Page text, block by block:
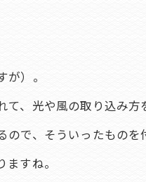
）。
、光や風の取り込み方
で、そういったものを
すね。